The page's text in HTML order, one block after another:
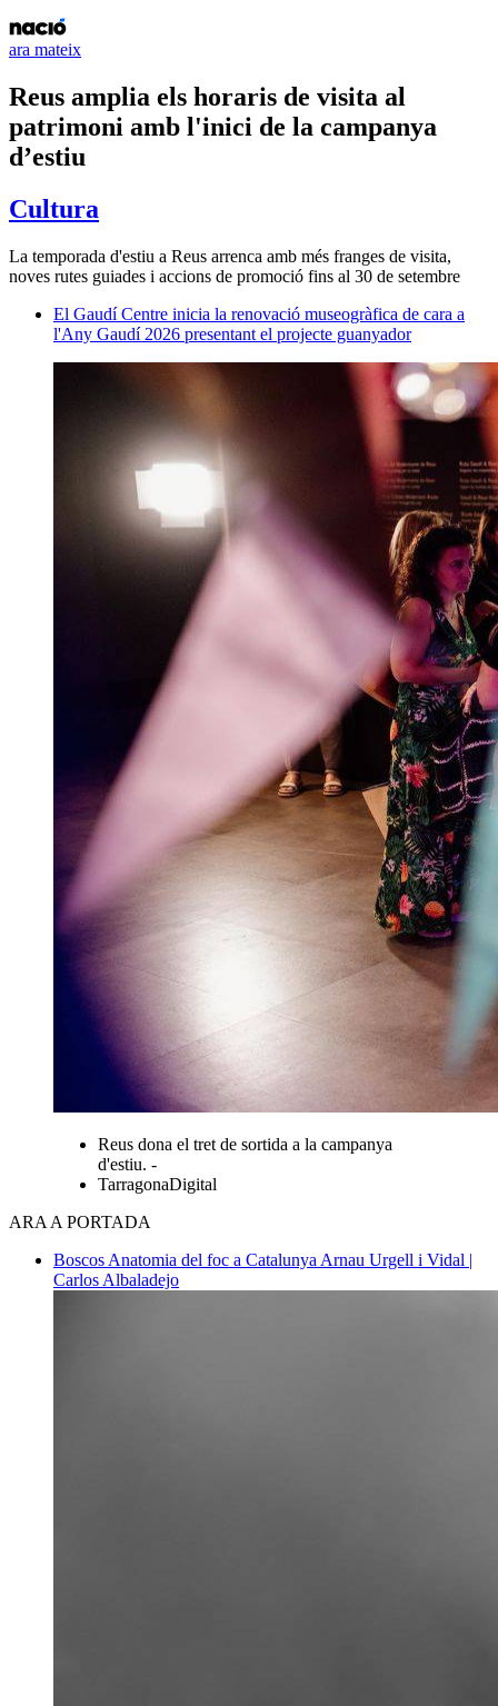
ara mateix
Reus amplia els horaris de visita al
patrimoni amb l'inici de la campanya
d’estiu
Cultura
La temporada d'estiu a Reus arrenca amb més franges de visita,
noves rutes guiades i accions de promoció fins al 30 de setembre
El Gaudí Centre inicia la renovació museogràfica de cara a
l'Any Gaudí 2026 presentant el projecte guanyador
Reus dona el tret de sortida a la campanya
d'estiu. -
TarragonaDigital
ARA A PORTADA
Boscos Anatomia del foc a Catalunya Arnau Urgell i Vidal |
Carlos Albaladejo